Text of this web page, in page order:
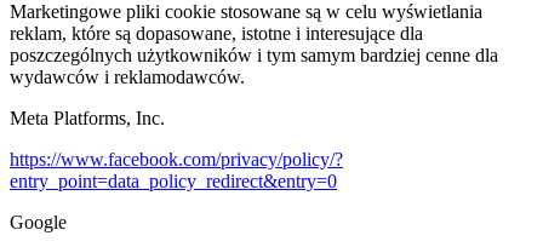
Marketingowe pliki cookie stosowane są w celu wyświetlania
reklam, które są dopasowane, istotne i interesujące dla
poszczególnych użytkowników i tym samym bardziej cenne dla
wydawców i reklamodawców.
Meta Platforms, Inc.
https://www.facebook.com/privacy/policy/?
entry_point=data_policy_redirect&entry=0
Google